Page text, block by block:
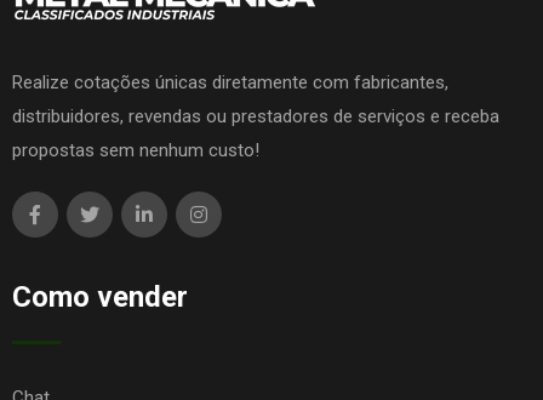
Realize cotações únicas diretamente com fabricantes,
distribuidores, revendas ou prestadores de serviços e receba
propostas sem nenhum custo!
Como vender